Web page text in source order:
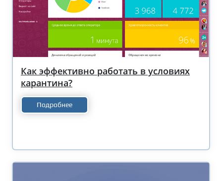
Как эффективно работать в условиях
карантина?
Подробнее